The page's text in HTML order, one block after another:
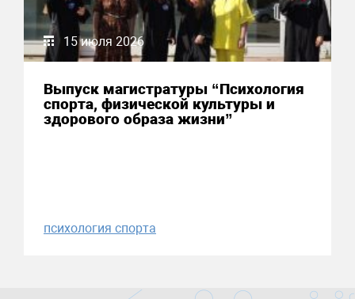
15 июля 2026
Выпуск магистратуры “Психология
спорта, физической культуры и
здорового образа жизни”
психология спорта